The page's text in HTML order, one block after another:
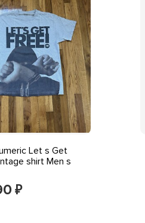
Let s Get
shirt Men s
₽